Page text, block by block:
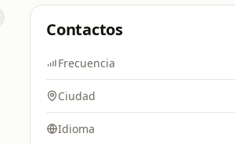
Contactos
Frecuencia
Ciudad
Idioma